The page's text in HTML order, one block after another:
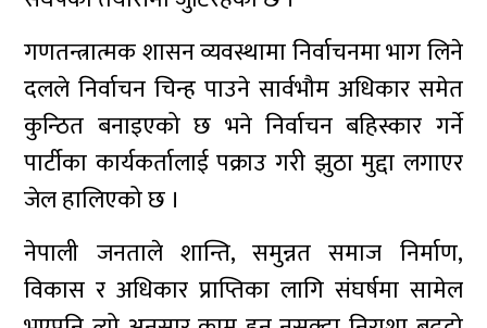
गणतन्त्रात्मक शासन व्यवस्थामा निर्वाचनमा भाग लिने
दलले निर्वाचन चिन्ह पाउने सार्वभौम अधिकार समेत
कुन्ठित बनाइएको छ भने निर्वाचन बहिस्कार गर्ने
पार्टीका कार्यकर्तालाई पक्राउ गरी झुठा मुद्दा लगाएर
जेल हालिएको छ ।
नेपाली जनताले शान्ति, समुन्नत समाज निर्माण,
विकास र अधिकार प्राप्तिका लागि संघर्षमा सामेल